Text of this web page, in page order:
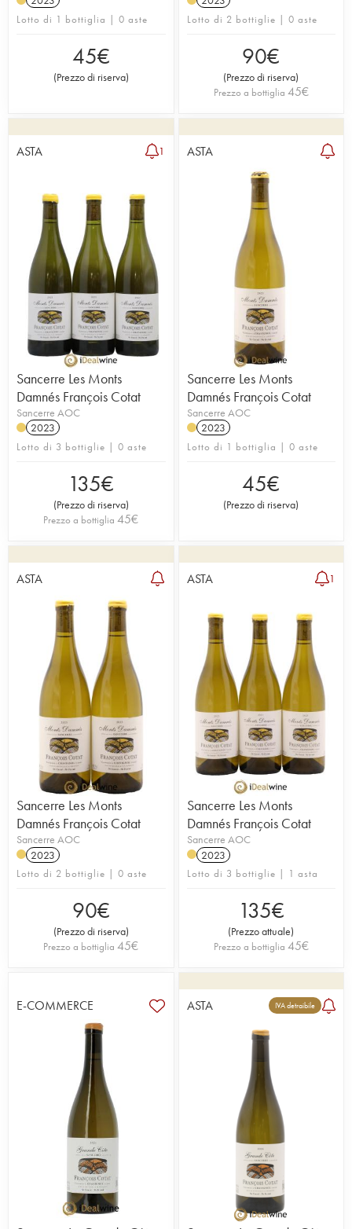
Lotto di 1 bottiglia | 0 aste
45€
(Prezzo di riserva)
Lotto di 2 bottiglie | 0 aste
90€
(Prezzo di riserva)
Prezzo a bottiglia 45€
ASTA 1
Sancerre Les Monts
Damnés François Cotat
Sancerre AOC
2023
Lotto di 3 bottiglie | 0 aste
135€
(Prezzo di riserva)
Prezzo a bottiglia 45€
ASTA
Sancerre Les Monts
Damnés François Cotat
Sancerre AOC
2023
Lotto di 1 bottiglia | 0 aste
45€
(Prezzo di riserva)
ASTA
Sancerre Les Monts
Damnés François Cotat
Sancerre AOC
2023
Lotto di 2 bottiglie | 0 aste
90€
(Prezzo di riserva)
Prezzo a bottiglia 45€
ASTA 1
Sancerre Les Monts
Damnés François Cotat
Sancerre AOC
2023
Lotto di 3 bottiglie | 1 asta
135€
(Prezzo attuale)
Prezzo a bottiglia 45€
E-COMMERCE ASTA IVA detraibile